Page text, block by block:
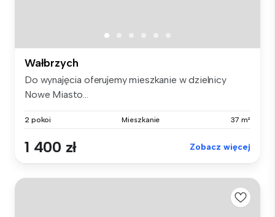
Wałbrzych
Do wynajęcia oferujemy mieszkanie w dzielnicy
Nowe Miasto...
2 pokoi Mieszkanie 37 m²
1 400 zł Zobacz więcej